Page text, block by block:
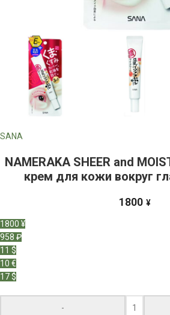
SANA
NAMERAKA SHEER and
крем для кожи вокруг
1800 ¥
1800 ¥
958 ₽
11 $
10 €
17 $
-